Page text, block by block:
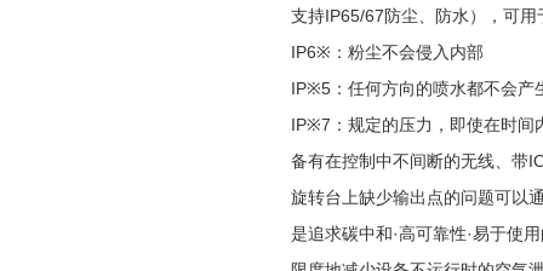
支持IP65/67防尘、防水），可用
IP6※：粉尘不会侵入内部
IP※5：任何方向的喷水都不会产
IP※7：规定的压力，即使在时间
备有在控制中不间断的无线、带
旋转台上缺少输出点的问题可以
是追求碳中和·高可靠性·易于使